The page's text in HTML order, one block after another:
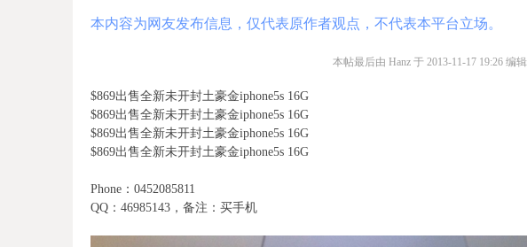
本内容为网友发布信息，仅代表原作者观点，不代表本平台立场。
本帖最后由 Hanz 于 2013-11-17 19:26 编辑
$869出售全新未开封土豪金iphone5s 16G
$869出售全新未开封土豪金iphone5s 16G
$869出售全新未开封土豪金iphone5s 16G
$869出售全新未开封土豪金iphone5s 16G
Phone：0452085811
QQ：46985143，备注：买手机